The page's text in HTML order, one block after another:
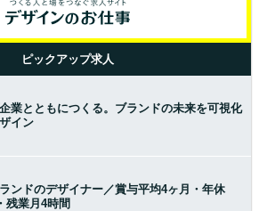
ピックアップ求人
企業とともにつくる。ブランドの未来を可視化
イン
ンドのデザイナー／賞与平均4ヶ月・年休
残業月4時間